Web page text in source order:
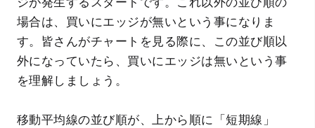
ジが発生するスタートです。これ以外の並び順の
場合は、買いにエッジが無いという事になりま
す。皆さんがチャートを見る際に、この並び順以
外になっていたら、買いにエッジは無いという事
を理解しましょう。
移動平均線の並び順が、上から順に「短期線」